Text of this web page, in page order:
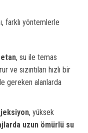
farklı yöntemlerle
, su ile temas
sızıntıları hızlı bir
gereken alanlarda
, yüksek
uzun ömürlü su